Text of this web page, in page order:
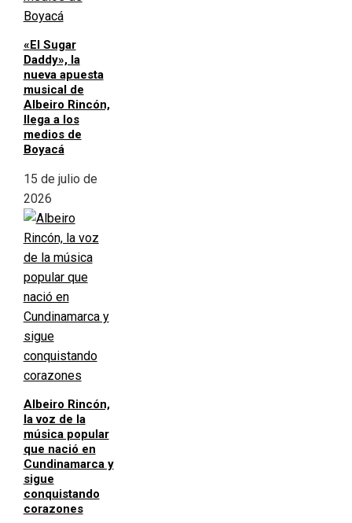
«El Sugar
Daddy», la
nueva apuesta
musical de
Albeiro Rincón,
llega a los
medios de
Boyacá
15 de julio de
2026
Albeiro Rincón,
la voz de la
música popular
que nació en
Cundinamarca y
sigue
conquistando
corazones